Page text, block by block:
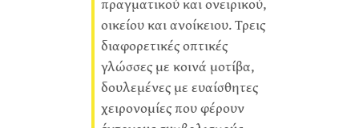
οικείου και ανοίκειου. Τρεις
διαφορετικές οπτικές
γλώσσες με κοινά μοτίβα,
δουλεμένες με ευαίσθητες
χειρονομίες που φέρουν